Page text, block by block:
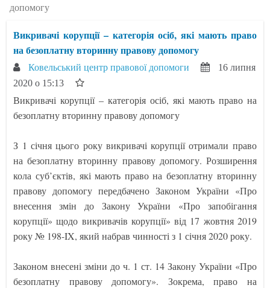
допомогу
Викривачі корупції – категорія осіб, які мають право
на безоплатну вторинну правову допомогу
Ковельський центр правової допомоги
16 липня
2020 о 15:13
Викривачі корупції – категорія осіб, які мають право на
безоплатну вторинну правову допомогу
З 1 січня цього року викривачі корупції отримали право
на безоплатну вторинну правову допомогу. Розширення
кола суб’єктів, які мають право на безоплатну вторинну
правову допомогу передбачено Законом України «Про
внесення змін до Закону України «Про запобігання
корупції» щодо викривачів корупції» від 17 жовтня 2019
року № 198-IX, який набрав чинності з 1 січня 2020 року.
Законом внесені зміни до ч. 1 ст. 14 Закону України «Про
безоплатну правову допомогу». Зокрема, право на